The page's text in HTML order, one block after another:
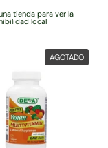
tienda para ver la
local
AGOTADO